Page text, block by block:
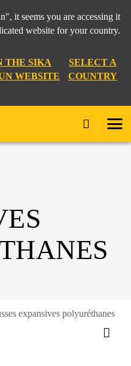
it seems you are accessing it
website for your country.
THE SIKA
WEBSITE
SELECT A
COUNTRY
expansives polyuréthanes